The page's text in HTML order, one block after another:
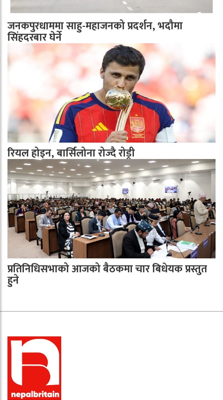
जनकपुरधाममा साहु-महाजनको प्रदर्शन, भदौमा
सिंहदरबार घेर्ने
रियल होइन, बार्सिलोना रोज्दै रोड्री
प्रतिनिधिसभाको आजको बैठकमा चार बिधेयक प्रस्तुत
हुने